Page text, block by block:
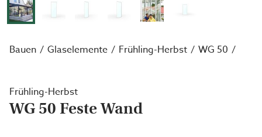
Bauen Glaselemente Frühling-Herbst WG 50
Frühling-Herbst
WG 50 Feste Wand